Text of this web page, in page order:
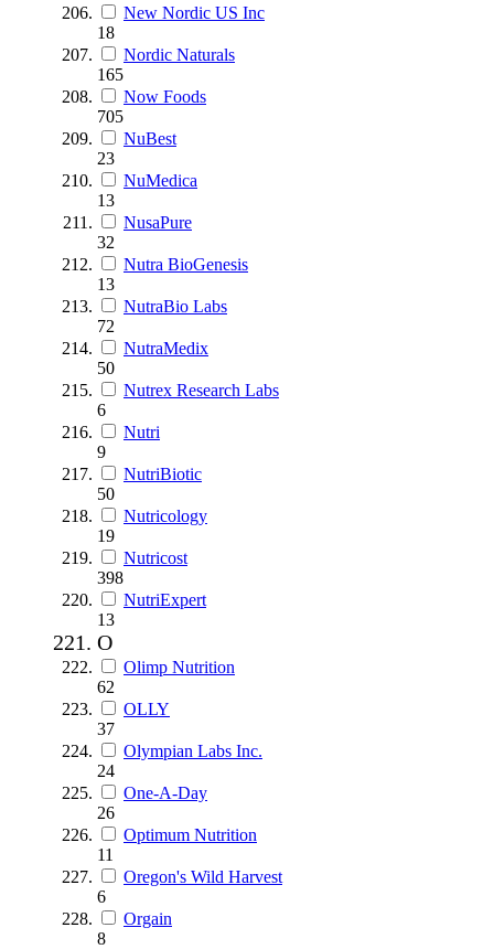
New Nordic US Inc
18
Nordic Naturals
165
Now Foods
705
NuBest
23
NuMedica
13
NusaPure
32
Nutra BioGenesis
13
NutraBio Labs
72
NutraMedix
50
Nutrex Research Labs
6
Nutri
9
NutriBiotic
50
Nutricology
19
Nutricost
398
NutriExpert
13
O
Olimp Nutrition
62
OLLY
37
Olympian Labs Inc.
24
One-A-Day
26
Optimum Nutrition
11
Oregon's Wild Harvest
6
Orgain
8